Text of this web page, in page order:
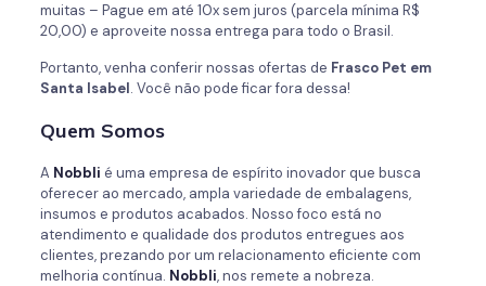
muitas – Pague em até 10x sem juros (parcela mínima R$
20,00) e aproveite nossa entrega para todo o Brasil.
Portanto, venha conferir nossas ofertas de Frasco Pet em
Santa Isabel. Você não pode ficar fora dessa!
Quem Somos
A Nobbli é uma empresa de espírito inovador que busca
oferecer ao mercado, ampla variedade de embalagens,
insumos e produtos acabados. Nosso foco está no
atendimento e qualidade dos produtos entregues aos
clientes, prezando por um relacionamento eficiente com
melhoria contínua. Nobbli, nos remete a nobreza.